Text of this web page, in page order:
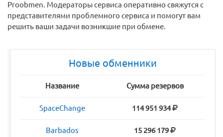
Proobmen. Модераторы сервиса оперативно свяжутся с
представителями проблемного сервиса и помогут вам
решить ваши задачи возникшие при обмене.
Новые обменники
Название Сумма резервов
SpaceChange 114 951 934
Barbados 15 296 179